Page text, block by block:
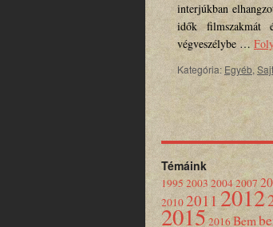
interjúkban
idők filmszakmát
végveszélybe …
Kategória: Egyéb,
Témáink
1995 2003 20042007
20102011 2012
20152016Bem